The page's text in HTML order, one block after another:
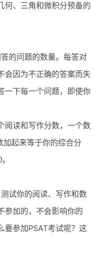
何、三角和微积分预备的
的问题的数量。每答对
会因为不正确的答案而失
一下每一个问题，即使你
读和写作分数，一个数
起来等于你的综合分
试你的阅读、写作和数
参加的，不会影响你的
要参加PSAT考试呢？这